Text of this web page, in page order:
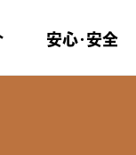
安心･安全